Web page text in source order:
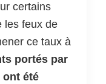
certains
les feux de
ce taux à
portés par
ont été